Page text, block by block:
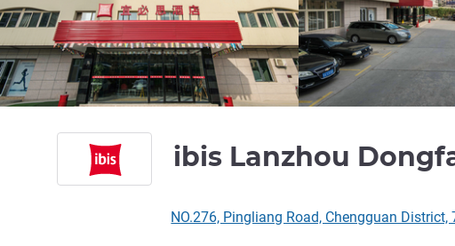
ibis Lanzhou
NO.276, Pingliang Road, Chengguan District,